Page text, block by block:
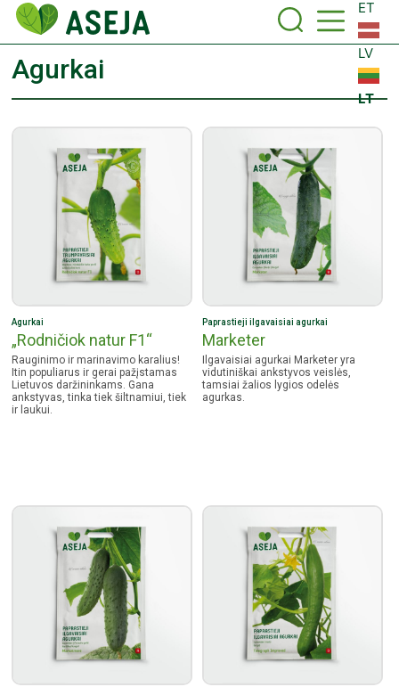
ET
LV
LT
Agurkai
Agurkai
„Rodničiok natur F1“
Rauginimo ir marinavimo karalius!
Itin populiarus ir gerai pažįstamas
Lietuvos daržininkams. Gana
ankstyvas, tinka tiek šiltnamiui, tiek
ir laukui.
Paprastieji ilgavaisiai agurkai
Marketer
Ilgavaisiai agurkai Marketer yra
vidutiniškai ankstyvos veislės,
tamsiai žalios lygios odelės
agurkas.